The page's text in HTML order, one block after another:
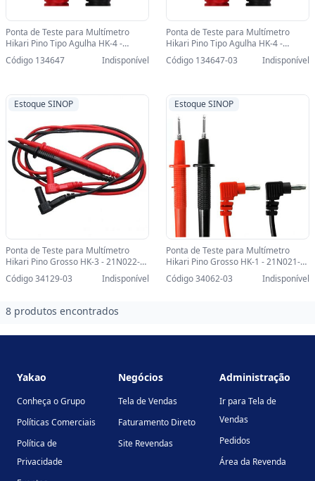
Ponta de Teste para Multímetro
Hikari Pino Tipo Agulha HK-4 -
21N035 - 21N035
Código 134647 Indisponível
Ponta de Teste para Multímetro
Hikari Pino Tipo Agulha HK-4 -
21N035-SINOP-03 - 21N035
Código 134647-03 Indisponível
Estoque SINOP
Ponta de Teste para Multímetro
Hikari Pino Grosso HK-3 - 21N022-
SINOP-03 - 21N022
Código 34129-03 Indisponível
Estoque SINOP
Ponta de Teste para Multímetro
Hikari Pino Grosso HK-1 - 21N021-
SINOP-03 - HK-1 - 21N021
Código 34062-03 Indisponível
8 produtos encontrados
Yakao
Conheça o Grupo
Políticas Comerciais
Política de
Privacidade
Negócios
Tela de Vendas
Faturamento Direto
Site Revendas
Administração
Ir para Tela de
Vendas
Pedidos
Área da Revenda